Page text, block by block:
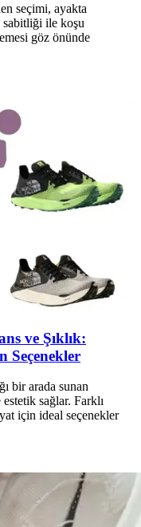
seçimi, ayakta
ile koşu
göz önünde
ve Şıklık:
Seçenekler
bir arada sunan
sağlar. Farklı
için ideal seçenekler